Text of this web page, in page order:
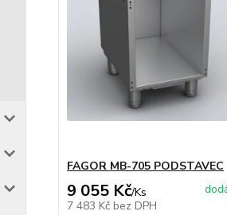
FAGOR MB-705 PODSTAVEC
9 055 Kč/Ks
7 483 Kč bez DPH